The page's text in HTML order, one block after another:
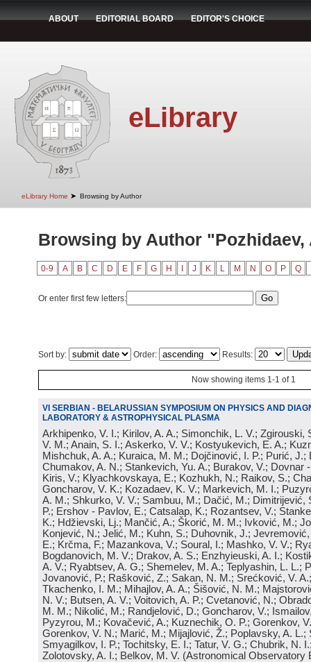
ABOUT EDITORIAL BOARD EDITOR'S CHOICE
eLibrary
eLibrary Home ➤ Browsing by Author
Browsing by Author "Pozhidaev,
0-9 A B C D E F G H J K L M N O P Q
Or enter first few letters:
Sort by: Order: Results:
Now showing items 1-1 of 1
VI SERBIAN - BELARUSSIAN SYMPOSIUM ON PHYSICS AND
LABORATORY & ASTROPHYSICAL PLASMA
Arkhipenko, V. I.; Kirilov, A. A.; Simonchik, L. V.; Zgirouski,
V. M.; Anain, S. I.; Askerko, V. V.; Kostyukevich, E. A.;
Mishchuk, A. A.; Kuraica, M. M.; Dojčinović, I. P.; Purić, J.;
Chumakov, A. N.; Stankevich, Yu. A.; Burakov, V.; Dovnar
Kiris, V.; Klyachkovskaya, E.; Kozhukh, N.; Raikov, S.;
Goncharov, V. K.; Kozadaev, K. V.; Markevich, M. I.;
A. M.; Shkurko, V. V.; Sambuu, M.; Dačić, M.; Dimitrijević,
P.; Ershov - Pavlov, E.; Catsalap, K.; Rozantsev, V.;
K.; Hdžievski, Lj.; Mančić, A.; Škorić, M. M.; Ivković, M.;
Konjević, N.; Jelić, M.; Kuhn, S.; Duhovnik, J.;
E.; Krčma, F.; Mazankova, V.; Soural, I.; Mashko, V. V.;
Bogdanovich, M. V.; Drakov, A. S.; Enzhyieuski, A. I.;
A. V.; Ryabtsev, A. G.; Shemelev, M. A.; Teplyashin, L. L.;
Jovanović, P.; Rašković, Z.; Sakan, N. M.; Srećković, V.
Tkachenko, I. M.; Mihajlov, A. A.; Šišović, N. M.;
N. V.; Butsen, A. V.; Voitovich, A. P.; Cvetanović, N.;
M. M.; Nikolić, M.; Randjelović, D.; Goncharov, V.;
Pyzyrou, M.; Kovačević, A.; Kuznechik, O. P.; Gorenkov,
Gorenkov, V. N.; Marić, M.; Mijajlović, Ž.; Poplavsky, A. L.;
Smyagilkov, I. P.; Tochitsky, E. I.; Tatur, V. G.; Chubrik, N.
Zolotovsky, A. I.; Belkov, M. V. (Astronomical Observatory